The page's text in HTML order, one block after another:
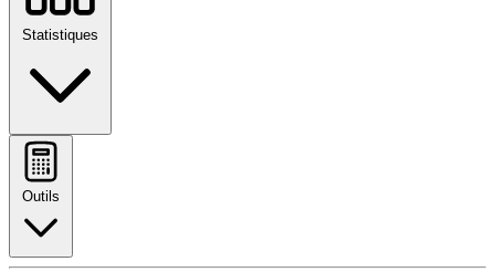
Statistiques
Outils